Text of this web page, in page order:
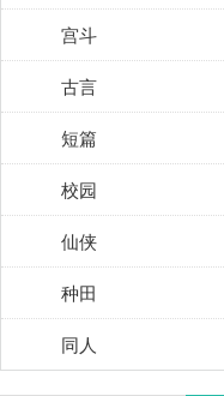
宫斗
古言
短篇
校园
仙侠
种田
同人